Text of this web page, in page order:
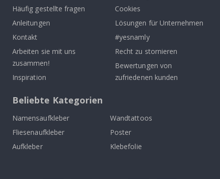
Häufig gestellte fragen
Anleitungen
Kontakt
Arbeiten sie mit uns
zusammen!
Inspiration
Cookies
Lösungen für Unternehmen
#yesnamly
Recht zu stornieren
Bewertungen von
zufriedenen kunden
Beliebte Kategorien
Namensaufkleber
Wandtattoos
Fliesenaufkleber
Poster
Aufkleber
Klebefolie